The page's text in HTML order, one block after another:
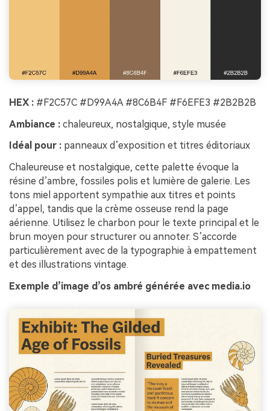
HEX : #F2C57C #D99A4A #8C6B4F #F6EFE3 #2B2B2B
Ambiance : chaleureux, nostalgique, style musée
Idéal pour : panneaux d’exposition et titres éditoriaux
Chaleureuse et nostalgique, cette palette évoque la
résine d’ambre, fossiles polis et lumière de galerie. Les
tons miel apportent sympathie aux titres et points
d’appel, tandis que la crème osseuse rend la page
aérienne. Utilisez le charbon pour le texte principal et le
brun moyen pour structurer ou annoter. S’accorde
particulièrement avec de la typographie à empattement
et des illustrations vintage.
Exemple d’image d’os ambré générée avec media.io